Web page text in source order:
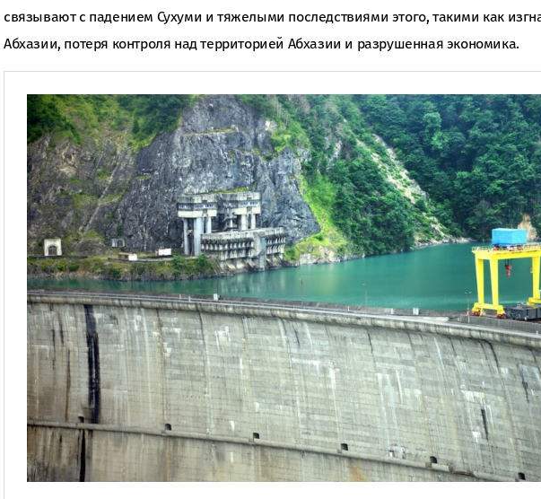
связывают с падением Сухуми и тяжелыми последствиями этого, такими как
Абхазии, потеря контроля над территорией Абхазии и разрушенная экономика.